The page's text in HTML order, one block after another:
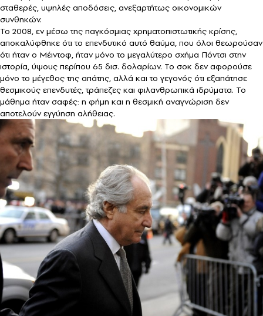
σταθερές, υψηλές αποδόσεις, ανεξαρτήτως οικονομικών
συνθηκών.
Το 2008, εν μέσω της παγκόσμιας χρηματοπιστωτικής κρίσης,
αποκαλύφθηκε ότι το επενδυτικό αυτό θαύμα, που όλοι θεωρούσαν
ότι ήταν ο Μέιντοφ, ήταν μόνο το μεγαλύτερο σχήμα Πόντσι στην
ιστορία, ύψους περίπου 65 δισ. δολαρίων. Το σοκ δεν αφορούσε
μόνο το μέγεθος της απάτης, αλλά και το γεγονός ότι εξαπάτησε
θεσμικούς επενδυτές, τράπεζες και φιλανθρωπικά ιδρύματα. Το
μάθημα ήταν σαφές: η φήμη και η θεσμική αναγνώριση δεν
αποτελούν εγγύηση αλήθειας.